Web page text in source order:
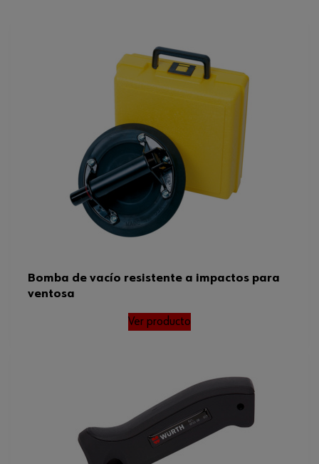
Bomba de vacío resistente a impactos para
ventosa
Ver producto